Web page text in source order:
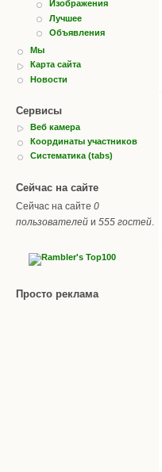
Изображения
Лучшее
Объявления
Мы
Карта сайта
Новости
Сервисы
Веб камера
Координаты участников
Систематика (tabs)
Сейчас на сайте
Сейчас на сайте 0
пользователей и 555 гостей
Просто реклама